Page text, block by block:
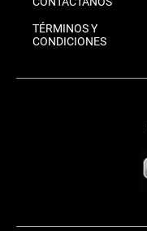
TÉRMINOS Y
CONDICIONES